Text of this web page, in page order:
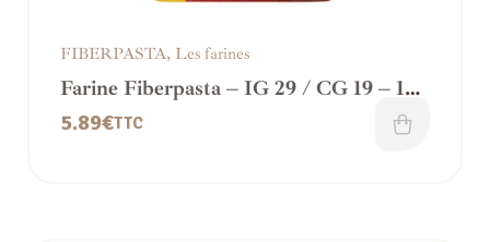
FIBERPASTA, Les farines
Farine Fiberpasta – IG 29 / CG 19 – 1
Kg
5.89€TTC